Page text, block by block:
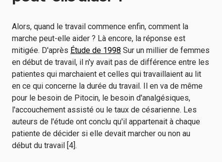
Alors, quand le travail commence enfin, comment la
marche peut-elle aider ? Là encore, la réponse est
mitigée. D'après Étude de 1998 Sur un millier de femmes
en début de travail, il n'y avait pas de différence entre les
patientes qui marchaient et celles qui travaillaient au lit
en ce qui concerne la durée du travail. Il en va de même
pour le besoin de Pitocin, le besoin d'analgésiques,
l'accouchement assisté ou le taux de césarienne. Les
auteurs de l'étude ont conclu qu'il appartenait à chaque
patiente de décider si elle devait marcher ou non au
début du travail [4].